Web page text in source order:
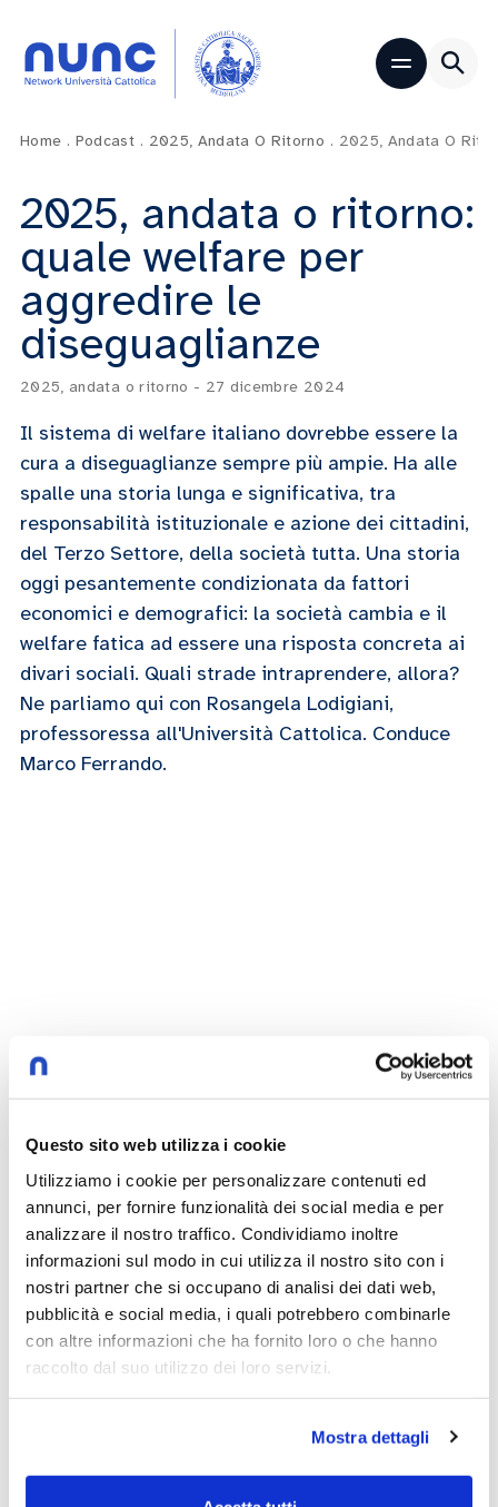
Questo sito web utilizza i cookie
Utilizziamo i cookie per personalizzare contenuti ed
annunci, per fornire funzionalità dei social media e per
analizzare il nostro traffico. Condividiamo inoltre
informazioni sul modo in cui utilizza il nostro sito con i
nostri partner che si occupano di analisi dei dati web,
pubblicità e social media, i quali potrebbero combinarle
con altre informazioni che ha fornito loro o che hanno
raccolto dal suo utilizzo dei loro servizi.
Mostra dettagli
Home . Podcast . 2025, Andata O Ritorno . 2025, Andata O
2025, andata o ritorno:
quale welfare per
aggredire le
diseguaglianze
2025, andata o ritorno - 27 dicembre 2024
Il sistema di welfare italiano dovrebbe essere la
cura a diseguaglianze sempre più ampie. Ha alle
spalle una storia lunga e significativa, tra
responsabilità istituzionale e azione dei cittadini,
del Terzo Settore, della società tutta. Una storia
oggi pesantemente condizionata da fattori
economici e demografici: la società cambia e il
welfare fatica ad essere una risposta concreta ai
divari sociali. Quali strade intraprendere, allora?
Ne parliamo qui con Rosangela Lodigiani,
professoressa all'Università Cattolica. Conduce
Marco Ferrando.
Marco Ferrando Rosangela Lodigiani
Altri Episodi
2025, andata o ritorno: l'Europa al bivio
Speaker:Marco Ferrando Sebastiano Nerozzi